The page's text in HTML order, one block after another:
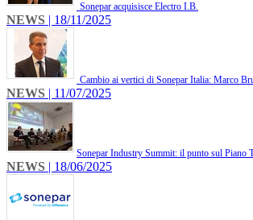
Sonepar acquisisce Electro I.B.
NEWS | 18/11/2025
Cambio ai vertici di Sonepar Italia: Marco
NEWS | 11/07/2025
​Sonepar Industry Summit: il punto sul Piano
NEWS | 18/06/2025